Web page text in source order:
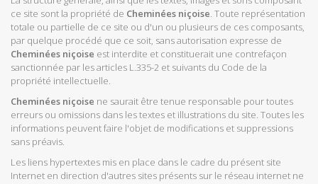
ce site sont la propriété de Cheminées niçoise. Toute représentation
totale ou partielle de ce site ou d'un ou plusieurs de ces composants,
par quelque procédé que ce soit, sans autorisation expresse de
Cheminées niçoise est interdite et constituerait une contrefaçon
sanctionnée par les articles L.335-2 et suivants du Code de la
propriété intellectuelle.
Cheminées niçoise ne saurait être tenue responsable pour toutes
erreurs ou omissions dans les textes et illustrations du site. Toutes les
informations peuvent faire l'objet de modifications et suppressions
sans préavis.
Les liens hypertextes mis en place dans le cadre du présent site
Internet en direction d'autres sites présents sur le réseau internet ne